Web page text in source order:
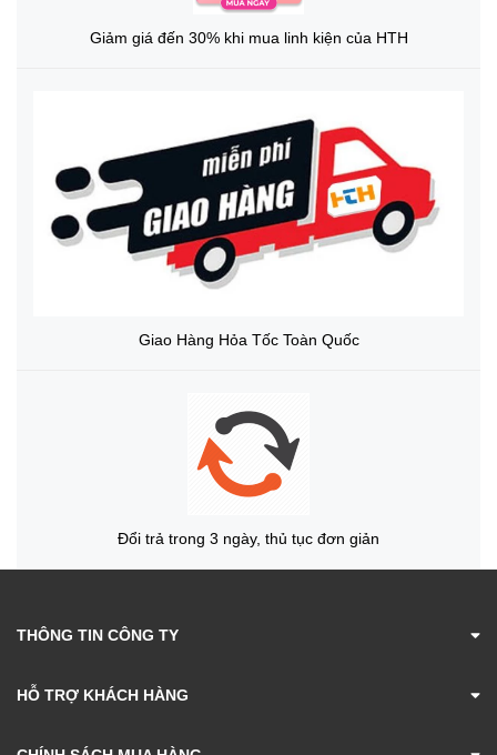
Giảm giá đến 30% khi mua linh kiện của HTH
Giao Hàng Hỏa Tốc Toàn Quốc
Đổi trả trong 3 ngày, thủ tục đơn giản
THÔNG TIN CÔNG TY
HỖ TRỢ KHÁCH HÀNG